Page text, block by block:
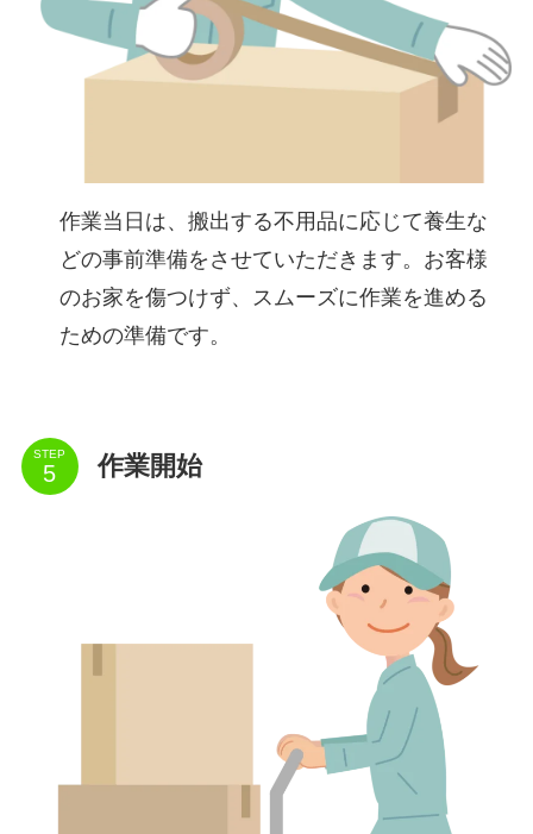
作業当日は、搬出する不用品に応じて養生な
どの事前準備をさせていただきます。お客様
のお家を傷つけず、スムーズに作業を進める
ための準備です。
STEP 作業開始